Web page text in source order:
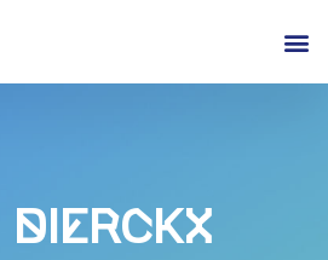
Dierckx